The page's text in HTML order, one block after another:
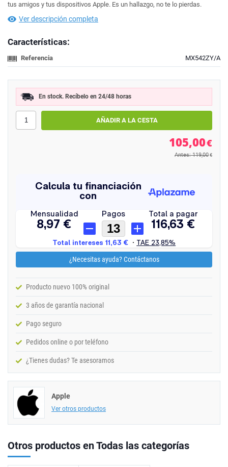
tus amigos y tus dispositivos Apple. Es un hallazgo, no te lo pierdas.
Ver descripción completa
Características:
Referencia MX542ZY/A
En stock. Recíbelo en 24/48 horas
105,00€
Antes: 119,00 €
¿Necesitas ayuda? Contáctanos
Producto nuevo 100% original
3 años de garantía nacional
Pago seguro
Pedidos online o por teléfono
¿Tienes dudas? Te asesoramos
Apple
Ver otros productos
Otros productos en Todas las categorías